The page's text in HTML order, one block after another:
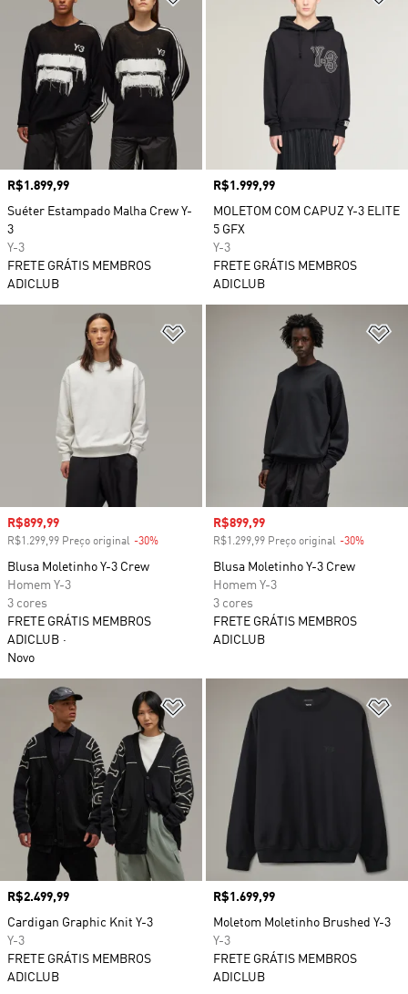
Preço
R$1.899,99
Suéter Estampado Malha Crew Y-
3
Y-3
FRETE GRÁTIS MEMBROS
ADICLUB
Preço
R$1.999,99
MOLETOM COM CAPUZ Y-3 ELITE
5 GFX
Y-3
FRETE GRÁTIS MEMBROS
ADICLUB
Adicionar à Lista de Desejos
Preço com desconto
R$899,99
R$1.299,99 Preço original -30%
Blusa Moletinho Y-3 Crew
Homem Y-3
3 cores
FRETE GRÁTIS MEMBROS
ADICLUB
Novo
Preço com desconto
R$899,99
R$1.299,99 Preço original -30%
Blusa Moletinho Y-3 Crew
Homem Y-3
3 cores
FRETE GRÁTIS MEMBROS
ADICLUB
Adicionar à Lista de Desejos
Preço
R$2.499,99
Cardigan Graphic Knit Y-3
Y-3
FRETE GRÁTIS MEMBROS
ADICLUB
Preço
R$1.699,99
Moletom Moletinho Brushed Y-3
Y-3
FRETE GRÁTIS MEMBROS
ADICLUB